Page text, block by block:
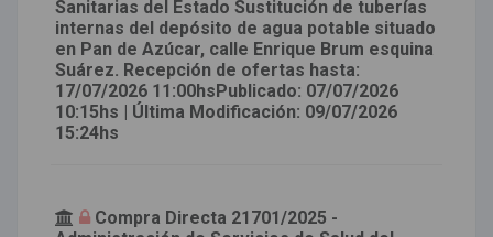
Sanitarias del Estado Sustitución de tuberías
internas del depósito de agua potable situado
en Pan de Azúcar, calle Enrique Brum esquina
Suárez. Recepción de ofertas hasta:
17/07/2026 11:00hsPublicado: 07/07/2026
10:15hs | Última Modificación: 09/07/2026
15:24hs
Compra Directa 21701/2025 -